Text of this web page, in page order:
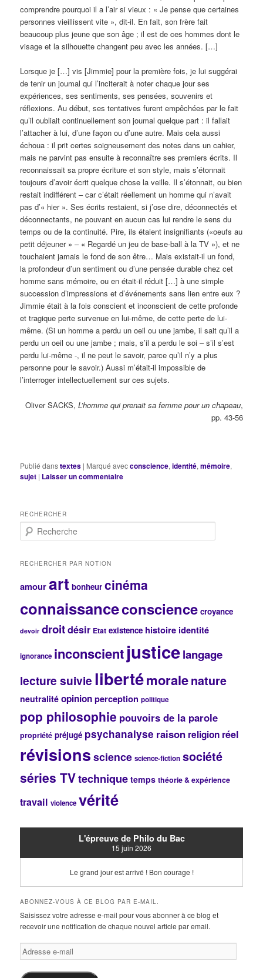
comprendre pourquoi il a l’air si vieux : « Je pense que certaines
personnes vieillissent vite », dit-il. En fait, son frère fait
beaucoup plus jeune que son âge ; il est de ces hommes dont le
visage et la silhouette changent peu avec les années. […]
Lorsque je […] vis [Jimmie] pour la première fois, je lui suggérai
de tenir un joumal qui l’inciterait à noter chaque jour ses
expériences, ses sentiments, ses pensées, souvenirs et
réflexions. Au début, ses tentatives furent empêchées par le fait
qu’il oubliait continuellement son joumal quelque part : il fallait
l’attacher à lui, d’une façon ou d’une autre. Mais cela aussi
échoua : il prit certes soigneusement des notes dans un cahier,
mais ne parvint pas ensuite à reconnaître ses premiers écrits. Il
reconnaissait sa propre écriture et son style, mais s’étonnait
toujours d’avoir écrit quelque chose la veille. Il s’étonnait, ou bien
restait indifférent – car c’était réellement un homme qui n’avait
pas d’« hier ». Ses écrits restaient, si j’ose dire, déconnectés et
déconnectants, ne pouvant en aucun cas lui rendre le sens du
temps ou de la continuité. Pire, ils étaient insignifiants («oeufs au
petit déjeuner » – « Regardé un jeu de base-ball à la TV »), et ne
touchaient jamais le fond de son être… Mais existait-il un fond,
la profondeur d’un sentiment ou d’une pensée durable chez cet
homme sans mémoire, ou en était-il réduit […] à une simple
succession d’impressions et d’événements sans lien entre eux ?
Jimmie était à la fois conscient et inconscient de cette profonde
et tragique perte survenue en lui-même, de cette perte de lui-
même. (Si un homme a perdu un oeil ou une jambe, il sait qu’il a
perdu un oeil ou une jambe ; mais, s’il a perdu le soi – s’il s’est
perdu lui-même -, il ne peut le savoir, parce qu’il n’y a plus
personne pour le savoir.) Aussi m’était-il impossible de
l’interroger intellectuellement sur ces sujets.
Oliver SACKS, L’homme qui prenait sa femme pour un chapeau,
pp. 43-56
Publié danstextes | Marqué avecconscience,identité,mémoire,
sujet | Laisser un commentaire
RECHERCHER
e
h
r
h
e
RECHERCHER PAR NOTION
amourart bonheur cinéma
connaissanceconscience croyance
devoir droitdésir Etat existence histoire identité
ignorance inconscientjusticelangage
lecture suivie libertémoralenature
neutralité opinionperception politique
pop philosophie pouvoirs de la parole
propriété préjugé psychanalyse raison religion réel
révisions science science-fiction société
séries TVtechnique temps théorie & expérience
travail violence vérité
L'épreuve de Philo du Bac
15 juin 2026
Le grand jour est arrivé ! Bon courage !
ABONNEZ-VOUS À CE BLOG PAR E-MAIL.
Saisissez votre adresse e-mail pour vous abonner à ce blog et
recevoir une notification de chaque nouvel article par email.
Adresse
e-
mail